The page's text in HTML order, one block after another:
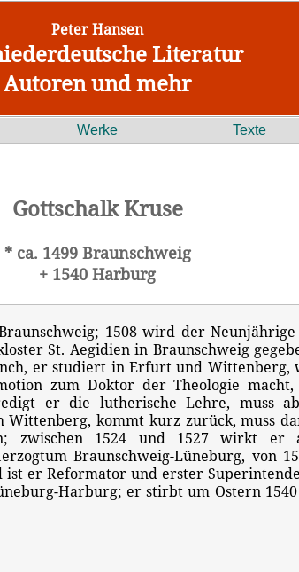
Peter Hansen
Literatur
Autoren und mehr
Werke Texte
Gottschalk Kruse
* ca. 1499 Braunschweig
+ 1540 Harburg
1508 wird der
St. Aegidien in Braunschweig
er studiert in Erfurt und Wittenberg,
zum Doktor der Theologie
er die lutherische Lehre, muss
Wittenberg, kommt kurz zurück, muss
zwischen 1524 und 1527 wirkt er
Braunschweig-Lüneburg, von
ist er Reformator und erster
Harburg; er stirbt um Ostern